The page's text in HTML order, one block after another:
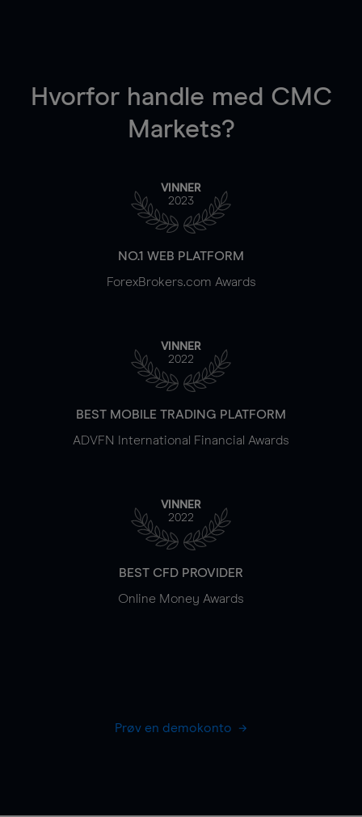
Hvorfor handle med CMC
Markets?
VINNER
2023
NO.1 WEB PLATFORM
ForexBrokers.com Awards
VINNER
2022
BEST MOBILE TRADING PLATFORM
ADVFN International Financial Awards
VINNER
2022
BEST CFD PROVIDER
Online Money Awards
Prøv en demokonto